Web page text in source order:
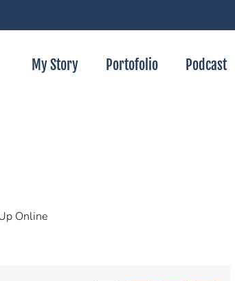
My Story Portofolio Podcast
Online